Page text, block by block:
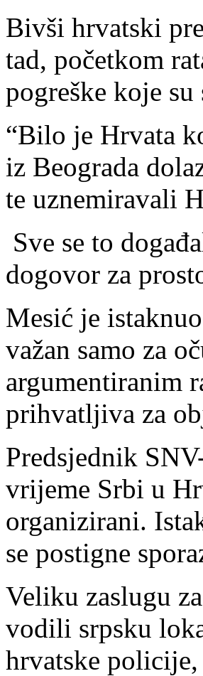
Bivši hrvatski
tad, početkom
pogreške koje
“Bilo je Hrvata
iz Beograda
te uznemiravali
Sve se to
dogovor za
Mesić je
važan samo za
argumentiranim
prihvatljiva za
Predsjednik
vrijeme Srbi u
organizirani.
se postigne
Veliku zaslugu
vodili srpsku
hrvatske policije,